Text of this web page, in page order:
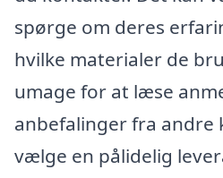
spørge om deres
hvilke materialer de
umage for at læse
anbefalinger fra andre
vælge en pålidelig